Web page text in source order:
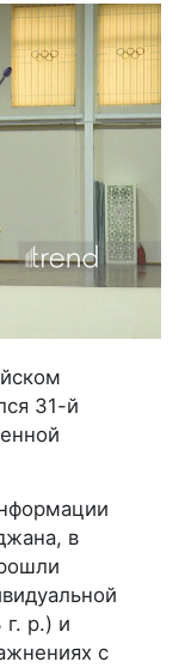
31-й
в
р.) и
с